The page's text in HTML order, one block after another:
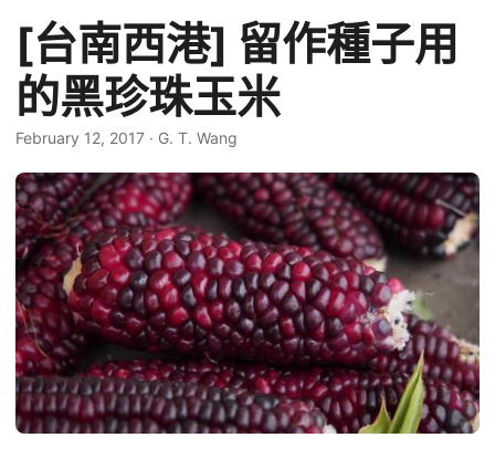
[台南西港] 留作種子用
的黑珍珠玉米
February 12, 2017 · G. T. Wang